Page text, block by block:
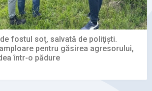
fostul soţ, salvată de poliţişti.
pentru găsirea agresorului,
într-o pădure